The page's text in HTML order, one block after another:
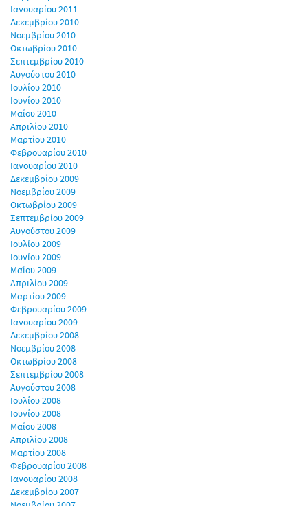
Ιανουαρίου 2011
Δεκεμβρίου 2010
Νοεμβρίου 2010
Οκτωβρίου 2010
Σεπτεμβρίου 2010
Αυγούστου 2010
Ιουλίου 2010
Ιουνίου 2010
Μαΐου 2010
Απριλίου 2010
Μαρτίου 2010
Φεβρουαρίου 2010
Ιανουαρίου 2010
Δεκεμβρίου 2009
Νοεμβρίου 2009
Οκτωβρίου 2009
Σεπτεμβρίου 2009
Αυγούστου 2009
Ιουλίου 2009
Ιουνίου 2009
Μαΐου 2009
Απριλίου 2009
Μαρτίου 2009
Φεβρουαρίου 2009
Ιανουαρίου 2009
Δεκεμβρίου 2008
Νοεμβρίου 2008
Οκτωβρίου 2008
Σεπτεμβρίου 2008
Αυγούστου 2008
Ιουλίου 2008
Ιουνίου 2008
Μαΐου 2008
Απριλίου 2008
Μαρτίου 2008
Φεβρουαρίου 2008
Ιανουαρίου 2008
Δεκεμβρίου 2007